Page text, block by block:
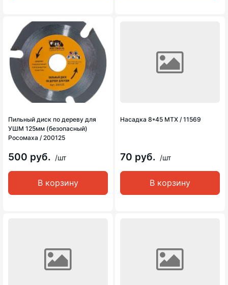
Пильный диск по дереву для
УШМ 125мм (безопасный)
Росомаха / 200125
500 руб. /шт
В корзину
Насадка 8*45 MTX / 11569
70 руб. /шт
В корзину